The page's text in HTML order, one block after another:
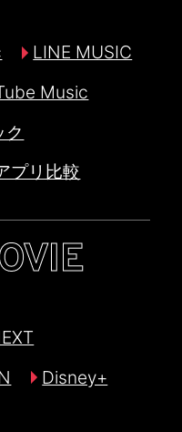
LINE MUSIC
Music
ク
プリ比較
Disney+